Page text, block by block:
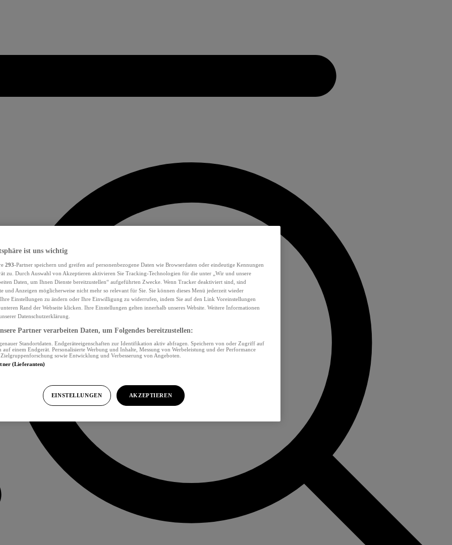
ist uns wichtig
293-Partner speichern und greifen auf personenbezogene Daten wie Browserdaten oder eindeutige Kennungen
zu. Durch Auswahl von Akzeptieren aktivieren Sie Tracking-Technologien für die unter „Wir und unsere
Daten, um Ihnen Dienste bereitzustellen“ aufgeführten Zwecke. Wenn Tracker deaktiviert sind, sind
und Anzeigen möglicherweise nicht mehr so relevant für Sie. Sie können dieses Menü jederzeit wieder
Einstellungen zu ändern oder Ihre Einwilligung zu widerrufen, indem Sie auf den Link Voreinstellungen
Rand der Webseite klicken. Ihre Einstellungen gelten innerhalb unseres Website. Weitere Informationen
Datenschutzerklärung.
Partner verarbeiten Daten, um Folgendes bereitzustellen:
Standortdaten. Endgeräteeigenschaften zur Identifikation aktiv abfragen. Speichern von oder Zugriff auf
einem Endgerät. Personalisierte Werbung und Inhalte, Messung von Werbeleistung und der Performance
sowie Entwicklung und Verbesserung von Angeboten.
(Lieferanten)
EINSTELLUNGEN AKZEPTIEREN